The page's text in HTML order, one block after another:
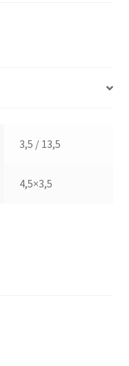
3,5 / 13,5
4,5×3,5